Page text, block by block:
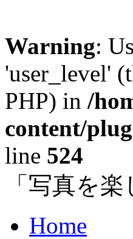
Warning:
'user_level'
PHP) in /
content/
line 524
「写真を
Home